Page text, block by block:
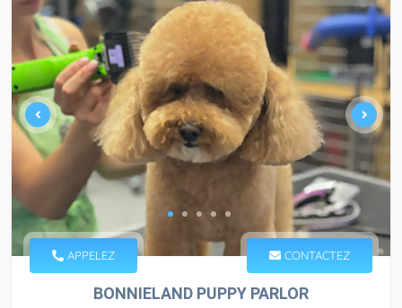
APPELEZ CONTACTEZ
BONNIELAND PUPPY PARLOR